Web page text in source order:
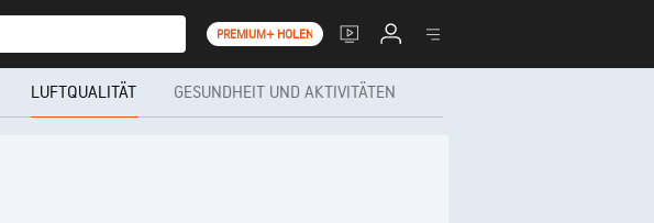
PREMIUM+ HOLEN
LUFTQUALITÄT GESUNDHEIT UND AKTIVITÄTEN